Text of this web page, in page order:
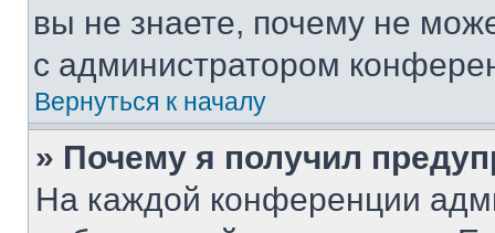
вы не знаете, почему не
с администратором
Вернуться к началу
» Почему я получил
На каждой конференции